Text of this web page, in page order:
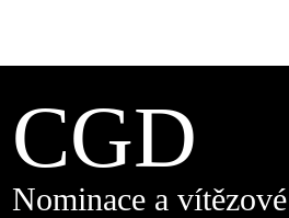
CGD
Nominace a vítězové